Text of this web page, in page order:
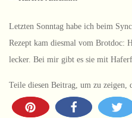
Letzten Sonntag habe ich beim
Rezept kam diesmal vom Brotdoc:
lecker. Bei mir gibt es sie mit
Teile diesen Beitrag, um zu zeigen,